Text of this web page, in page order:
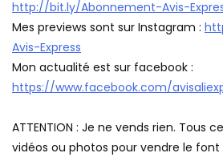
http://bit.ly/Abonnement-Avis-
Mes previews sont sur Instagram :
Avis-Express
Mon actualité est sur facebook :
https://www.facebook.com/
ATTENTION : Je ne vends rien. Tous
vidéos ou photos pour vendre le font